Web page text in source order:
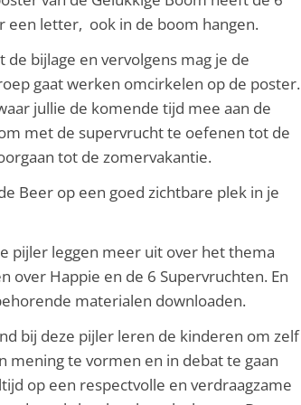
een letter, ook in de boom hangen.
bijlage en vervolgens mag je de
gaat werken omcirkelen op de poster.
jullie de komende tijd mee aan de
met de supervrucht te oefenen tot de
tot de zomervakantie.
Beer op een goed zichtbare plek in je
pijler leggen meer uit over het thema
over Happie en de 6 Supervruchten. En
materialen downloaden.
bij deze pijler leren de kinderen om zelf
mening te vormen en in debat te gaan
op een respectvolle en verdraagzame